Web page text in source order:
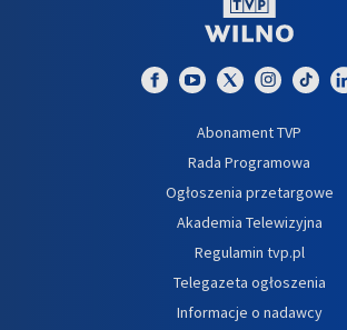
Abonament TVP
Rada Programowa
Ogłoszenia przetargowe
Akademia Telewizyjna
Regulamin tvp.pl
Telegazeta ogłoszenia
Informacje o nadawcy